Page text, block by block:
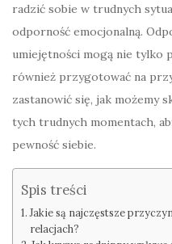
radzić sobie w trudnych
odporność emocjonalną.
umiejętności mogą nie tylko
również przygotować na
zastanowić się, jak możemy
tych trudnych momentach,
pewność siebie.
Spis treści
Jakie są najczęstsze
relacjach?